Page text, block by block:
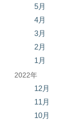
5月
4月
3月
2月
1月
2022年
12月
11月
10月